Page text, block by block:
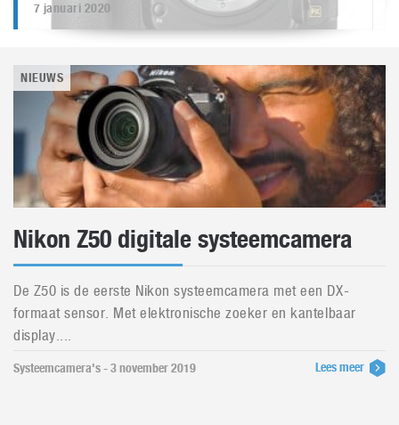
7 januari 2020
NIEUWS
Nikon Z50 digitale systeemcamera
De Z50 is de eerste Nikon systeemcamera met een DX-
formaat sensor. Met elektronische zoeker en kantelbaar
display....
Systeemcamera's - 3 november 2019 Lees meer